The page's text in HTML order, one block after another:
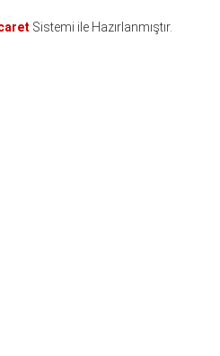
Sistemi ile Hazırlanmıştır.